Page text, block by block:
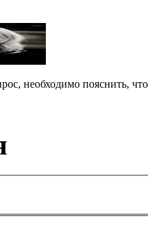
необходимо пояснить,